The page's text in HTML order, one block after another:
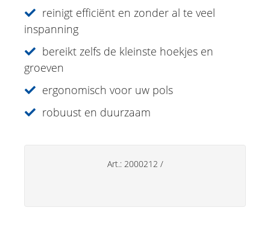
Huishoudsproducten
Tuberoller
Huishoudborstel
Washandje Nylon
Air Deo ruimte spray Citroen| Echte
reinigt efficiënt en zonder al te veel
inspanning
bereikt zelfs de kleinste hoekjes en
groeven
ergonomisch voor uw pols
robuust en duurzaam
Art.: 2000212 /